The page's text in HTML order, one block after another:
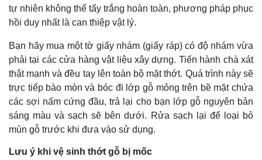
tự nhiên không thể tẩy trắng hoàn toàn, phương pháp phục
hồi duy nhất là can thiệp vật lý.
Bạn hãy mua một tờ giấy nhám (giấy ráp) có độ nhám vừa
phải tại các cửa hàng vật liệu xây dựng. Tiến hành chà xát
thật mạnh và đều tay lên toàn bộ mặt thớt. Quá trình này sẽ
trực tiếp bào mòn và bóc đi lớp gỗ mỏng trên bề mặt chứa
các sợi nấm cứng đầu, trả lại cho bạn lớp gỗ nguyên bản
sáng màu và sạch sẽ bên dưới. Rửa sạch lại để loại bỏ
mùn gỗ trước khi đưa vào sử dụng.
Lưu ý khi vệ sinh thớt gỗ bị mốc